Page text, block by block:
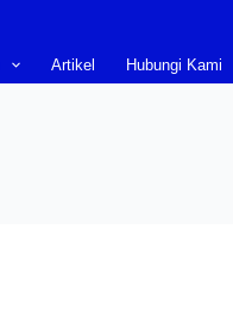
Artikel Hubungi Kami